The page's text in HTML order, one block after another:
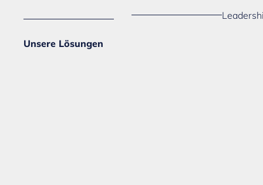
Unsere Lösungen